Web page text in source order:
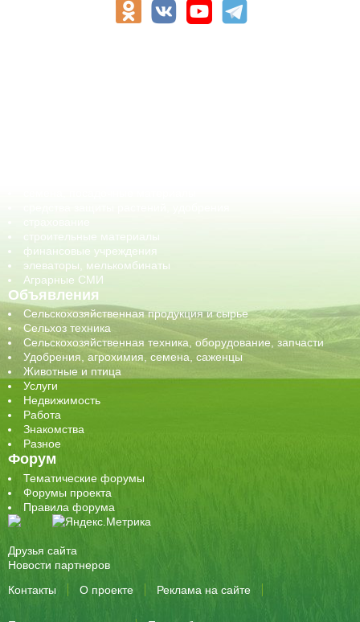
строительные материалы
финансовые учреждения
элеваторы, мелькомбинаты
Аграрные СМИ
Объявления
Сельскохозяйственная продукция и сырье
Сельхоз техника
Сельскохозяйственная техника, оборудование, запчасти
Удобрения, агрохимия, семена, саженцы
Животные и птица
Услуги
Недвижимость
Работа
Знакомства
Разное
Форум
Тематические форумы
Форумы проекта
Правила форума
Друзья сайта
Новости партнеров
Контакты
О проекте Реклама на сайте